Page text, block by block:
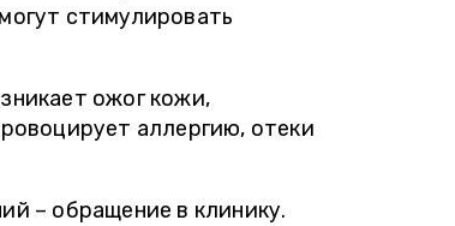
стимулировать
ожог кожи,
аллергию, отеки
– обращение в клинику.